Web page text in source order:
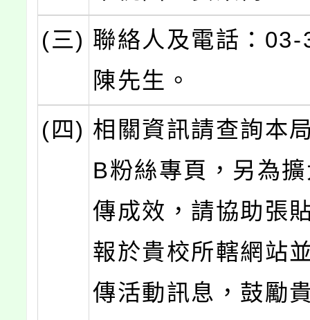
(三) 聯絡人及電話：
陳先生。
(四) 相關資訊請查詢本
B粉絲專頁，另為
傳成效，請協助張
報於貴校所轄網站
傳活動訊息，鼓勵